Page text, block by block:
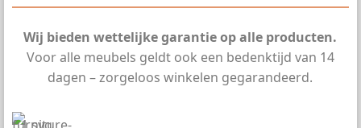
Wij bieden wettelijke garantie op alle producten.
Voor alle meubels geldt ook een bedenktijd van 14
dagen – zorgeloos winkelen gegarandeerd.